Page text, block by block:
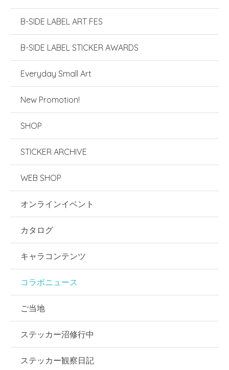
B-SIDE LABEL ART FES
B-SIDE LABEL STICKER AWARDS
Everyday Small Art
New Promotion!
SHOP
STICKER ARCHIVE
WEB SHOP
オンラインイベント
カタログ
キャラコンテンツ
コラボニュース
ご当地
ステッカー沼修行中
ステッカー観察日記